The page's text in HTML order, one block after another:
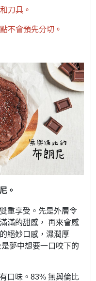
刀具。
不會預先分切。
。
重享受。先是外層令
滿的甜感， 再來會感
絕妙口感，濕潤厚
夢中想要一口咬下的
口味。 83% 無與倫比